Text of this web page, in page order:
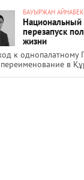
БАУЫРЖАН
Национальный
перезапуск
жизни
к однопалатному
в